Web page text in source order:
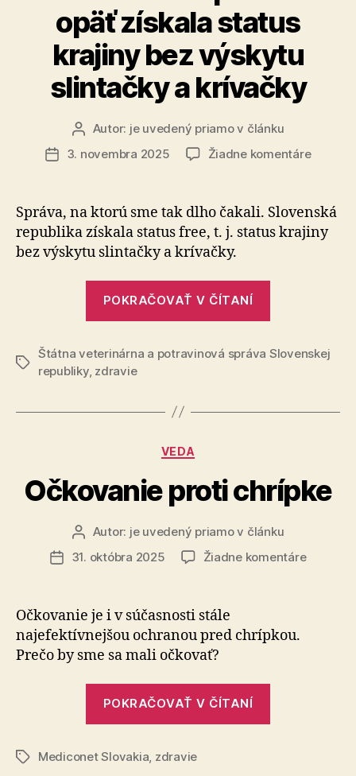
opäť získala status
krajiny bez výskytu
slintačky a krívačky
AutorAutor: je uvedený priamo v článku
Dátum3. novembra 2025 Žiadne komentárena
opäť
status
Správa, na ktorú sme tak dlho čakali. Slovenská
republika získala status free, t. j. status krajiny
bez výskytu slintačky a krívačky.
POKRAČOVAŤ V ČÍTANÍ
získala
bez
a
krívačky“
Značky
Štátna veterinárna a potravinová správa Slovenskej
republiky, zdravie
Kategórie
VEDA
Očkovanie proti chrípke
Autor
článku
Autor: je uvedený priamo v článku
Dátum
31. októbra 2025 Žiadne komentárena
Očkovanie je i v súčasnosti stále
najefektívnejšou och­ra­nou pred chrípkou.
Prečo by sme sa mali očkovať?
POKRAČOVAŤ V ČÍTANÍ
ZnačkyMediconet Slovakia zdravie